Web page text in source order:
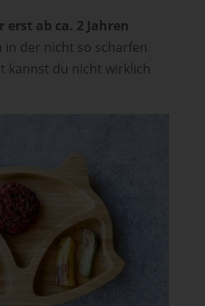
ab ca. 2 Jahren
in der nicht so scharfen
kannst du nicht wirklich